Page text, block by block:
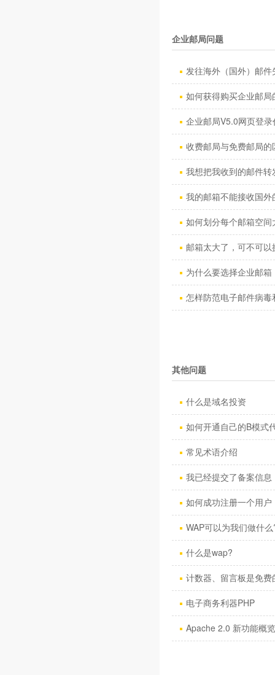
企业邮局问题
发往海外（国外）邮
如何获得购买企业邮局
企业邮局V5.0网页登录
收费邮局与免费邮局的
我想把我收到的邮件
我的邮箱不能接收国
如何划分每个邮箱空间
邮箱太大了，可不可
为什么要选择企业邮箱
怎样防范电子邮件病毒
其他问题
什么是域名投资
如何开通自己的B模式
常见术语介绍
我已经提交了备案信
如何成功注册一个用户
WAP可以为我们做什
什么是wap?
计数器、留言板是免费
电子商务利器PHP
Apache 2.0 新功能概览